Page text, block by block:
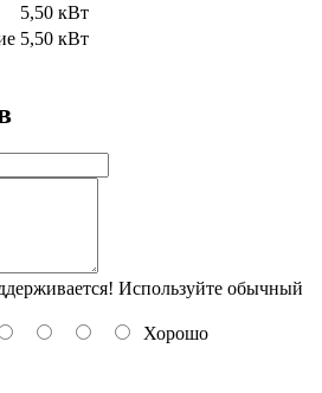
5,50 кВт
5,50 кВт
Используйте обычный
Хорошо